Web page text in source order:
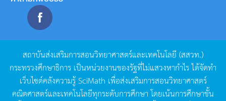
สถาบันส่งเสริมการสอนวิทยาศาสตร์และเทคโนโลยี (สสวท.)
กระทรวงศึกษาธิการ เป็นหน่วยงานของรัฐที่ไม่แสวงหากำไรได้จัดทำ
เว็บไซต์คลังความรู้SciMath เพื่อส่งเสริมการสอนวิทยาศาสตร์
คณิตศาสตร์และเทคโนโลยีทุกระดับการศึกษา โดยเน้นการศึกษาขั้น